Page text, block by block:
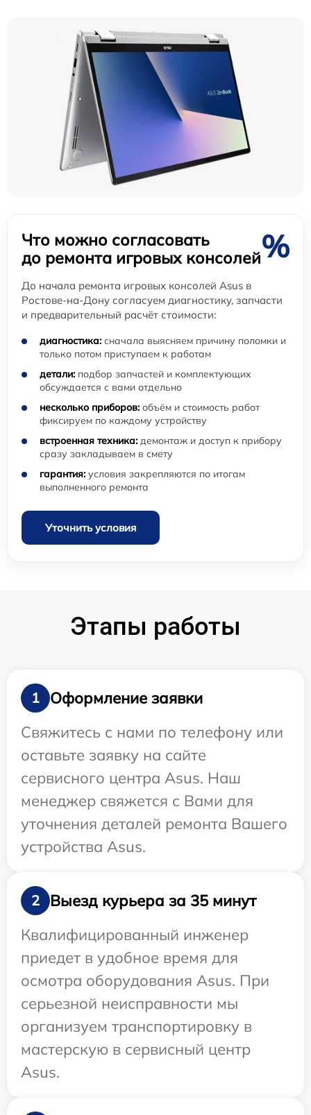
Что можно согласовать
до ремонта игровых консолей%
До начала ремонта игровых консолей Asus в
Ростове-на-Дону согласуем диагностику, запчасти
и предварительный расчёт стоимости:
диагностика: сначала выясняем причину поломки и
только потом приступаем к работам
детали: подбор запчастей и комплектующих
обсуждается с вами отдельно
несколько приборов: объём и стоимость работ
фиксируем по каждому устройству
встроенная техника: демонтаж и доступ к прибору
сразу закладываем в смету
гарантия: условия закрепляются по итогам
выполненного ремонта
Уточнить условия
Этапы работы
1
Оформление заявки
Свяжитесь с нами по телефону или
оставьте заявку на сайте
сервисного центра Asus. Наш
менеджер свяжется с Вами для
уточнения деталей ремонта Вашего
устройства Asus.
2
Выезд курьера за 35 минут
Квалифицированный инженер
приедет в удобное время для
осмотра оборудования Asus. При
серьезной неисправности мы
организуем транспортировку в
мастерскую в сервисный центр
Asus.